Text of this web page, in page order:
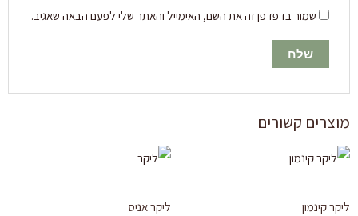
שמור בדפדפן זה את השם, האימייל והאתר שלי לפעם הבאה שאגיב.
מוצרים קשורים
ליקר קינמון ליקר אניס